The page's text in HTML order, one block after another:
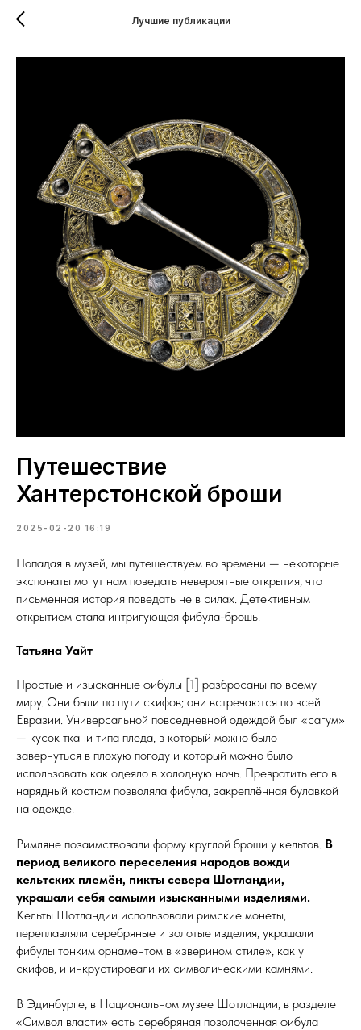
Лучшие публикации
Путешествие
Хантерстонской броши
2025-02-20 16:19
Попадая в музей, мы путешествуем во времени — некоторые
экспонаты могут нам поведать невероятные открытия, что
письменная история поведать не в силах. Детективным
открытием стала интригующая фибула-брошь.
Татьяна Уайт
Простые и изысканные фибулы [1] разбросаны по всему
миру. Они были по пути скифов; они встречаются по всей
Евразии. Универсальной повседневной одеждой был «сагум»
— кусок ткани типа пледа, в который можно было
завернуться в плохую погоду и который можно было
использовать как одеяло в холодную ночь. Превратить его в
нарядный костюм позволяла фибула, закреплённая булавкой
на одежде.
Римляне позаимствовали форму круглой броши у кельтов. В
период великого переселения народов вожди
кельтских племён, пикты севера Шотландии,
украшали себя самыми изысканными изделиями.
Кельты Шотландии использовали римские монеты,
переплавляли серебряные и золотые изделия, украшали
фибулы тонким орнаментом в «зверином стиле», как у
скифов, и инкрустировали их символическими камнями.
В Эдинбурге, в Национальном музее Шотландии, в разделе
«Символ власти» есть сереб­ря­ная позолоченная фибула